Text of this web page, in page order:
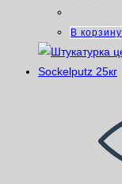
В корзину